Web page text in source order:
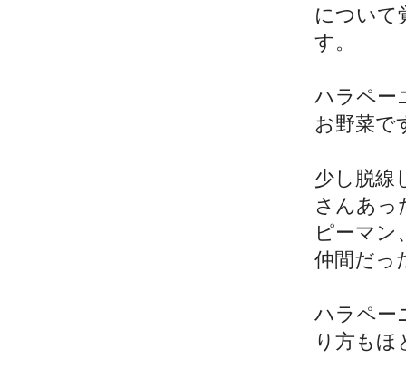
について
す。
ハラペー
お野菜で
少し脱線
さんあっ
ピーマン
仲間だっ
ハラペー
り方もほ